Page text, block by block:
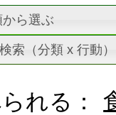
ら選ぶ
索（分類 x 行動）
れる：